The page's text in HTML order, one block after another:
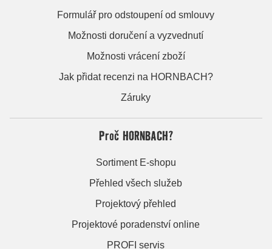
Formulář pro odstoupení od smlouvy
Možnosti doručení a vyzvednutí
Možnosti vrácení zboží
Jak přidat recenzi na HORNBACH?
Záruky
Proč HORNBACH?
Sortiment E-shopu
Přehled všech služeb
Projektový přehled
Projektové poradenství online
PROFI servis